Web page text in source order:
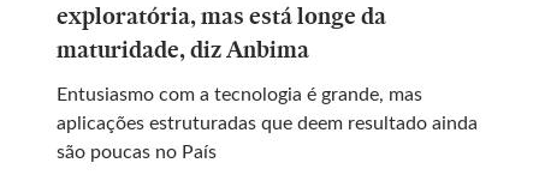
exploratória, mas está longe da
maturidade, diz Anbima
Entusiasmo com a tecnologia é grande, mas
aplicações estruturadas que deem resultado ainda
são poucas no País